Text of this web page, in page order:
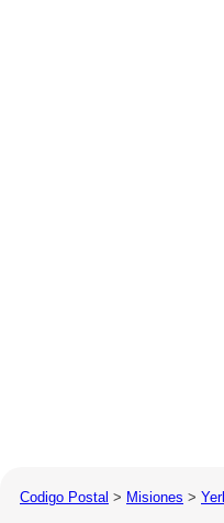
Codigo Postal > Misiones >